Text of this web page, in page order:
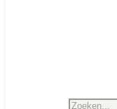
Producten